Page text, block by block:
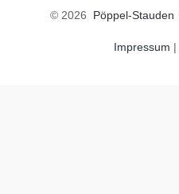
© 2026 Pöppel-Stauden
Impressum